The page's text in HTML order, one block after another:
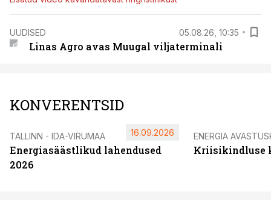
UUDISED 05.08.26, 10:35
Linas Agro avas Muugal viljaterminali
KONVERENTSID
TALLINN - IDA-VIRUMAA
Energiasäästlikud lahendused
2026
16.09.2026 ENERGIA
Kriisikindluse